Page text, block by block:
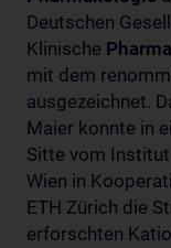
Deutschen
Klinische
mit dem
ausgezeichnet.
Maier konnte in
Sitte vom Institut
Wien in
ETH Zürich die
erforschten